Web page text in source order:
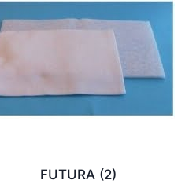
FUTURA (2)